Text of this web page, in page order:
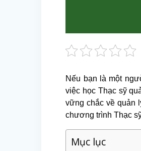
Nếu bạn là một
việc học Thạc sỹ
vững chắc về quản
chương trình Thạc
Mục lục